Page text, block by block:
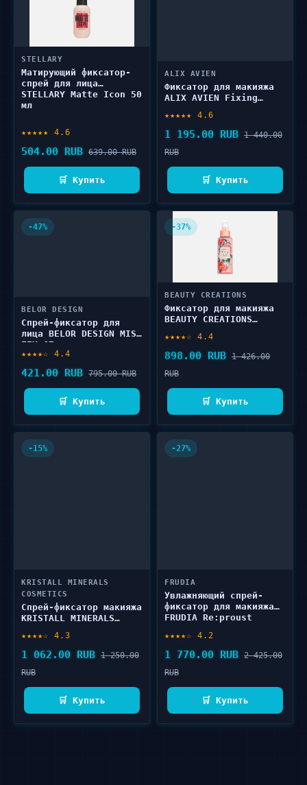
STELLARY
Матирующий фиксатор-
спрей для лица
STELLARY Matte Icon 50
мл
★★★★★ 4.6
504.00 RUB 639.00 RUB
🛒 Купить
ALIX AVIEN
Фиксатор для макияжа
ALIX AVIEN Fixing
★★★★★ 4.6
1 195.00 RUB 1 440.00
RUB
🛒 Купить
-47%
BELOR DESIGN
Спрей-фиксатор для
лица BELOR DESIGN MIST
FIX 67 г
★★★★☆ 4.4
421.00 RUB 795.00 RUB
🛒 Купить
-37%
BEAUTY CREATIONS
Фиксатор для макияжа
BEAUTY CREATIONS
★★★★☆ 4.4
898.00 RUB 1 426.00
RUB
🛒 Купить
-15%
KRISTALL MINERALS
COSMETICS
Спрей-фиксатор макияжа
KRISTALL MINERALS
spray 100 мл
★★★★☆ 4.3
1 062.00 RUB 1 250.00
RUB
🛒 Купить
-27%
FRUDIA
Увлажняющий спрей-
фиксатор для макияжа
FRUDIA Re:proust
Setting Fixer 120 мл
★★★★☆ 4.2
1 770.00 RUB 2 425.00
RUB
🛒 Купить